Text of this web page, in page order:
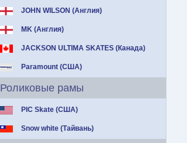
JOHN WILSON (Англия)
MK (Англия)
JACKSON ULTIMA SKATES (Канада)
Paramount (США)
Роликовые рамы
PIC Skate (США)
Snow white (Тайвань)